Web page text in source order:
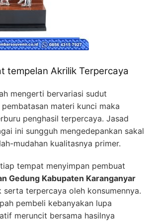
tempelan Akrilik Terpercaya
mengerti bervariasi sudut
materi kunci maka
penghasil terpercaya. Jasad
ini sungguh mengedepankan sakal
mudahan kualitasnya primer.
tempat menyimpan pembuat
Gedung Kabupaten Karanganyar
serta terpercaya oleh konsumennya.
pembeli kebanyakan lupa
meruncit bersama hasilnya